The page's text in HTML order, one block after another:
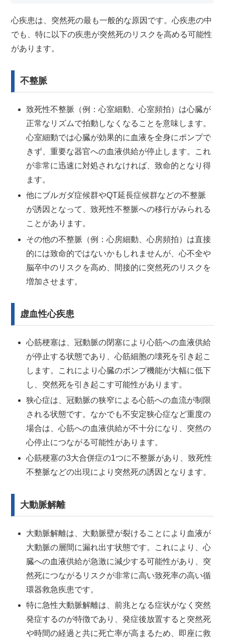
心疾患は、突然死の最も一般的な原因です。心疾患の中
でも、特に以下の疾患が突然死のリスクを高める可能性
があります。
不整脈
致死性不整脈（例：心室細動、心室頻拍）は心臓が
正常なリズムで拍動しなくなることを意味します。
心室細動では心臓が効果的に血液を全身にポンプで
きず、重要な器官への血液供給が停止します。これ
が非常に迅速に対処されなければ、致命的となり得
ます。
他にブルガダ症候群やQT延長症候群などの不整脈
が誘因となって、致死性不整脈への移行がみられる
ことがあります。
その他の不整脈（例：心房細動、心房頻拍）は直接
的には致命的ではないかもしれませんが、心不全や
脳卒中のリスクを高め、間接的に突然死のリスクを
増加させます。
虚血性心疾患
心筋梗塞は、冠動脈の閉塞により心筋への血液供給
が停止する状態であり、心筋細胞の壊死を引き起こ
します。これにより心臓のポンプ機能が大幅に低下
し、突然死を引き起こす可能性があります。
狭心症は、冠動脈の狭窄による心筋への血流が制限
される状態です。なかでも不安定狭心症など重度の
場合は、心筋への血液供給が不十分になり、突然の
心停止につながる可能性があります。
心筋梗塞の3大合併症の1つに不整脈があり、致死性
不整脈などの出現により突然死の誘因となります。
大動脈解離
大動脈解離は、大動脈壁が裂けることにより血液が
大動脈の層間に漏れ出す状態です。これにより、心
臓への血液供給が急激に減少する可能性があり、突
然死につながるリスクが非常に高い致死率の高い循
環器救急疾患です。
特に急性大動脈解離は、前兆となる症状がなく突然
発症するのが特徴であり、発症後放置すると突然死
や時間の経過と共に死亡率が高まるため、即座に救